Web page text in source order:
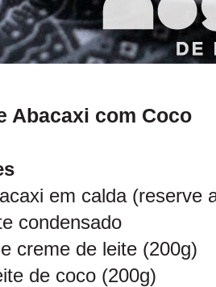
Abacaxi com Coco
em calda (reserve
condensado
creme de leite (200g)
de coco (200g)